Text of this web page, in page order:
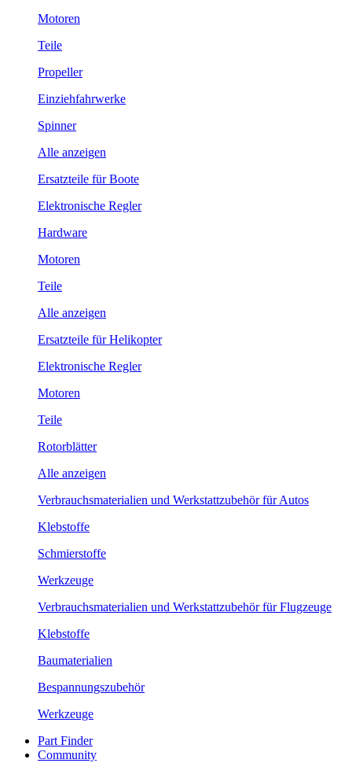
Motoren
Teile
Propeller
Einziehfahrwerke
Spinner
Alle anzeigen
Ersatzteile für Boote
Elektronische Regler
Hardware
Motoren
Teile
Alle anzeigen
Ersatzteile für Helikopter
Elektronische Regler
Motoren
Teile
Rotorblätter
Alle anzeigen
Verbrauchsmaterialien und Werkstattzubehör für Autos
Klebstoffe
Schmierstoffe
Werkzeuge
Verbrauchsmaterialien und Werkstattzubehör für Flugzeuge
Klebstoffe
Baumaterialien
Bespannungszubehör
Werkzeuge
Part Finder
Community